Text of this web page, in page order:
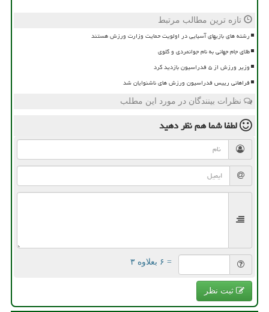
تازه ترین مطالب مرتبط
رشته های بازیهای آسیایی در اولویت حمایت وزارت ورزش هستند
طلای جام جهانی به نام جوانمردی و گلوی
وزیر ورزش از ۵ فدراسیون بازدید کرد
فراهانی رییس فدراسیون ورزش های ناشنوایان شد
نظرات بینندگان در مورد این مطلب
لطفا شما همنظر دهید
= ۶ بعلاوه ۳
ثبت نظر